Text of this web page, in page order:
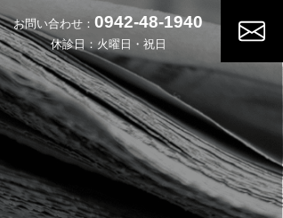
お問い合わせ： 0942-48-1940
休診日：火曜日・祝日